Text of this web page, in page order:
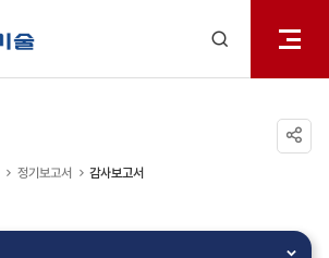
열기
정기보고서 감사보고서